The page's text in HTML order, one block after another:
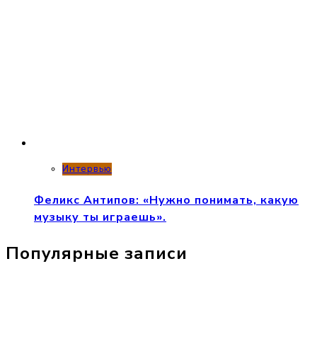
Интервью
Феликс Антипов: «Нужно понимать, какую
музыку ты играешь».
Популярные записи